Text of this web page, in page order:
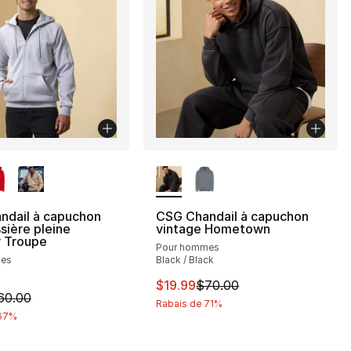
à capuchon
pleine
Troupe
est en solde. Le prix est passé de $60.00 à $19.99
CSG Chandail à capuchon
vintage Hometown
Pour hommes
Black / Black
Cet article est en solde. Le prix
$19.99$70.00
Rabais de 71%